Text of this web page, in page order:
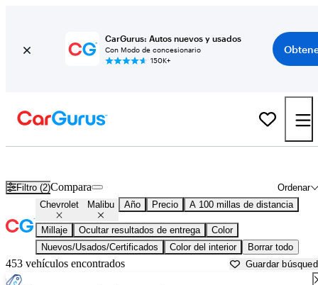
CarGurus: Autos nuevos y usados
Con Modo de concesionario
150K+
Filtro (2) Ordenar
Compara
Chevrolet Malibu Año Precio A 100 millas de distancia
Millaje Ocultar resultados de entrega
Color
Nuevos/Usados/Certificados
Color del interior Borrar todo
453 vehículos encontrados Guardar